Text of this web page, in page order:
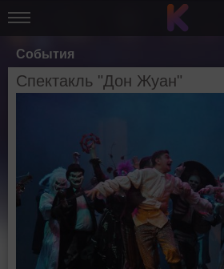
События
Спектакль "Дон Жуан"